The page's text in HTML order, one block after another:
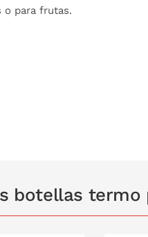
o para frutas.
botellas termo